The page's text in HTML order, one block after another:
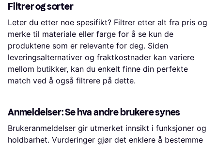
Filtrer og sorter
Leter du etter noe spesifikt? Filtrer etter alt fra pris og
merke til materiale eller farge for å se kun de
produktene som er relevante for deg. Siden
leveringsalternativer og fraktkostnader kan variere
mellom butikker, kan du enkelt finne din perfekte
match ved å også filtrere på dette.
Anmeldelser: Se hva andre brukere synes
Brukeranmeldelser gir utmerket innsikt i funksjoner og
holdbarhet. Vurderinger gjør det enklere å bestemme